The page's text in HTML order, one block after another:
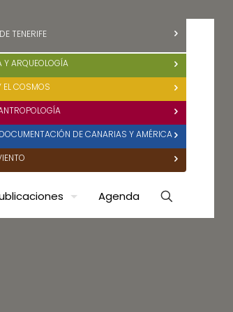
Agenda
TENERIFE
Y ARQUEOLOGÍA
EL COSMOS
DE CANARIAS Y AMÉRICA